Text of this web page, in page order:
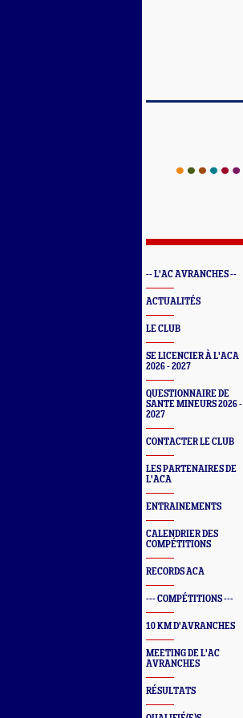
-- L'AC AVRANCHES --
ACTUALITÉS
LE CLUB
SE LICENCIER À L'ACA
2026 - 2027
QUESTIONNAIRE DE
SANTE MINEURS 2026 -
2027
CONTACTER LE CLUB
LES PARTENAIRES DE
L'ACA
ENTRAINEMENTS
CALENDRIER DES
COMPÉTITIONS
RECORDS ACA
--- COMPÉTITIONS ---
10 KM D'AVRANCHES
MEETING DE L'AC
AVRANCHES
RÉSULTATS